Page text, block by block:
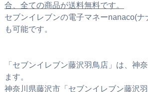
合、全ての商品が送料無料です。
セブンイレブンの電子マネーnanaco(ナ
も可能です。
「セブンイレブン藤沢羽鳥店」は、神
ます。
神奈川県藤沢市「セブンイレブン藤沢